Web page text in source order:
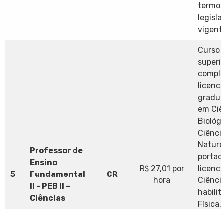
5
Professor de
Ensino
Fundamental
II – PEB II –
Ciências
CR
R$ 27,01 por
hora
em